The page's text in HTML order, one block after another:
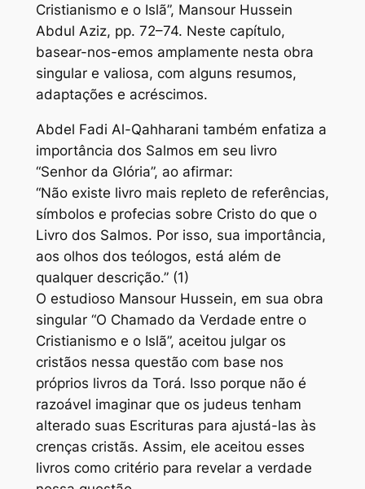
Cristianismo e o Islã”, Mansour Hussein
Abdul Aziz, pp. 72–74. Neste capítulo,
basear-nos-emos amplamente nesta obra
singular e valiosa, com alguns resumos,
adaptações e acréscimos.
Abdel Fadi Al-Qahharani também enfatiza a
importância dos Salmos em seu livro
“Senhor da Glória”, ao afirmar:
“Não existe livro mais repleto de referências,
símbolos e profecias sobre Cristo do que o
Livro dos Salmos. Por isso, sua importância,
aos olhos dos teólogos, está além de
qualquer descrição.” (1)
O estudioso Mansour Hussein, em sua obra
singular “O Chamado da Verdade entre o
Cristianismo e o Islã”, aceitou julgar os
cristãos nessa questão com base nos
próprios livros da Torá. Isso porque não é
razoável imaginar que os judeus tenham
alterado suas Escrituras para ajustá-las às
crenças cristãs. Assim, ele aceitou esses
livros como critério para revelar a verdade